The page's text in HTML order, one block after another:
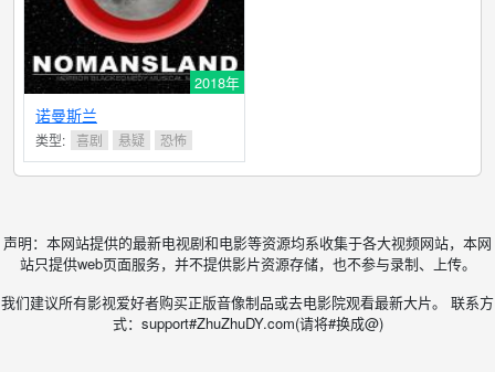
2018年
诺曼斯兰
类型: 喜剧 悬疑 恐怖
声明：本网站提供的最新电视剧和电影等资源均系收集于各大视频网站，本网
站只提供web页面服务，并不提供影片资源存储，也不参与录制、上传。
我们建议所有影视爱好者购买正版音像制品或去电影院观看最新大片。 联系方
式：support#ZhuZhuDY.com(请将#换成@)